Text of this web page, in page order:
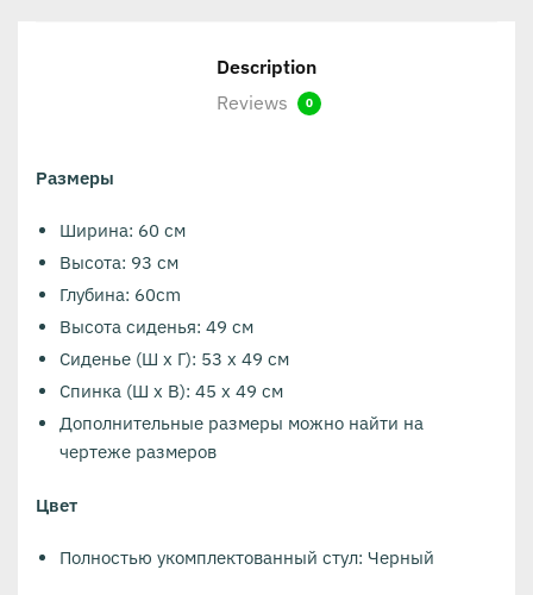
Description
Reviews
0
Размеры
Ширина: 60 см
Высота: 93 см
Глубина: 60cm
Высота сиденья: 49 см
Сиденье (Ш x Г): 53 x 49 см
Спинка (Ш x В): 45 x 49 см
Дополнительные размеры можно найти на
чертеже размеров
Цвет
Полностью укомплектованный стул: Черный